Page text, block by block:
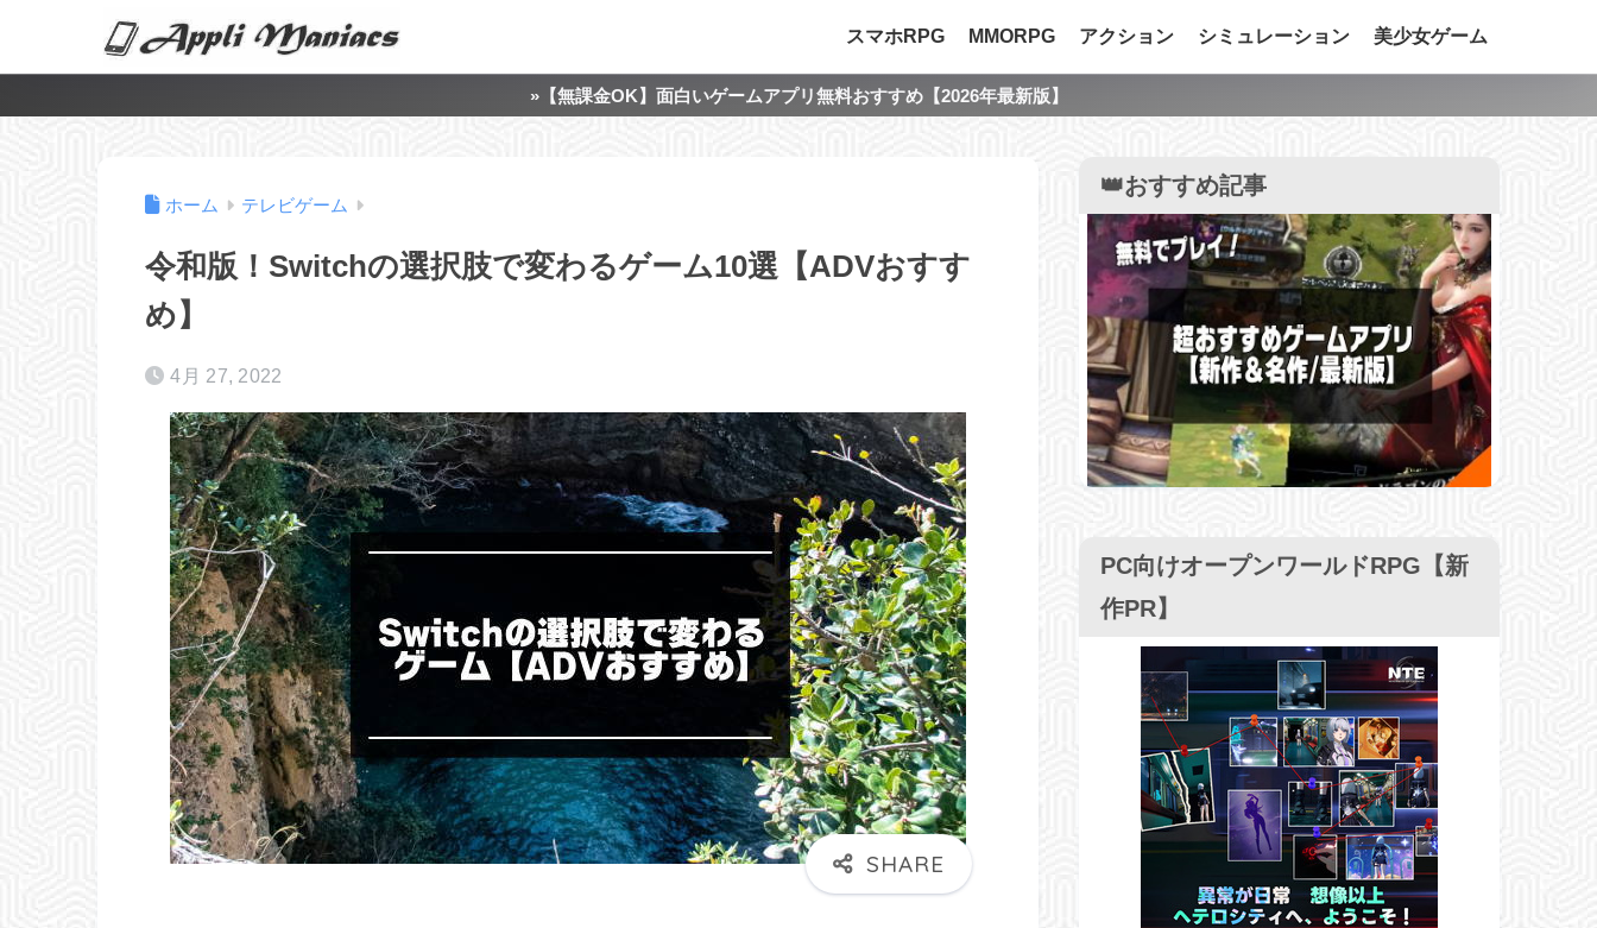
スマホRPG MMORPG アクション シミュレーション 美少女ゲーム
»【無課金OK】面白いゲームアプリ無料おすすめ【2026年最新版】
ホーム テレビゲーム
令和版！Switchの選択肢で変わるゲーム10選【ADVおすす
め】
4月 27, 2022
👑おすすめ記事
PC向けオープンワールドRPG【新
作PR】